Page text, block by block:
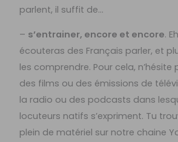
parlent, il suffit de…
– s’entrainer, encore et encore.
écouteras des Français parler, et
les comprendre. Pour cela,
des films ou des émissions de
la radio ou des podcasts dans
locuteurs natifs s’expriment. Tu
plein de matériel sur notre chaine